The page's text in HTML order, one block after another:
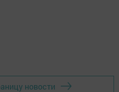
новости